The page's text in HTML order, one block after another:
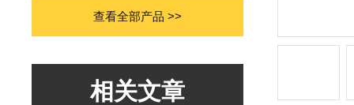
查看全部产品 >>
相关文章